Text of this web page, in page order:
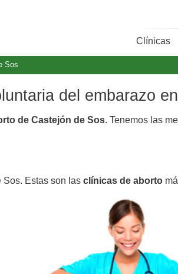
Clínicas
Sos
del embarazo
de Castejón de Sos. Tenemos las
Estas son las clínicas de aborto